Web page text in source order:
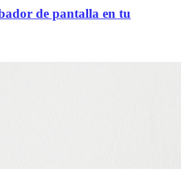
de pantalla en tu